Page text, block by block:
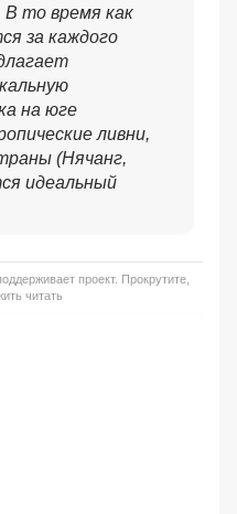
В то время как
за каждого
на юге
ливни,
(Нячанг,
идеальный
проект. Прокрутите,
читать